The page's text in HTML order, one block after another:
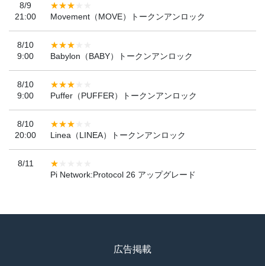
8/9
21:00
Movement（MOVE）トークンアンロック
8/10
9:00
Babylon（BABY）トークンアンロック
8/10
9:00
Puffer（PUFFER）トークンアンロック
8/10
20:00
Linea（LINEA）トークンアンロック
8/11
Pi Network:Protocol 26 アップグレード
広告掲載